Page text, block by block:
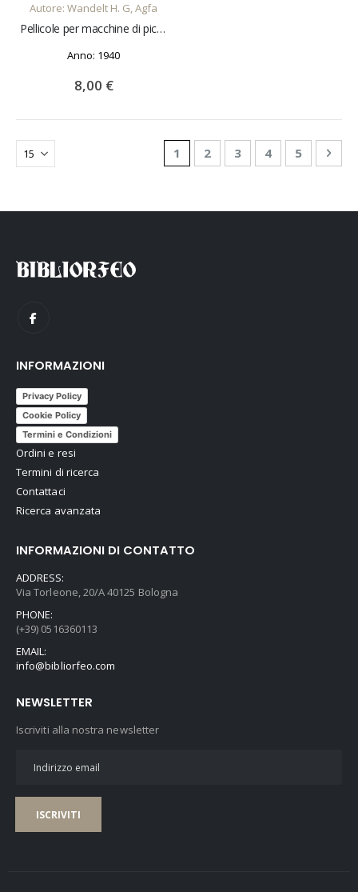
Autore: Wandelt H. G, Agfa
Pellicole per macchine di piccolo formato
Anno: 1940
8,00 €
Pagina
Attualmente stai leggendo la
1 Pagina
2 Pagina
3 Pagina
4 Pagina
5
INFORMAZIONI
Privacy Policy
Cookie Policy
Termini e Condizioni
Ordini e resi
Termini di ricerca
Contattaci
Ricerca avanzata
INFORMAZIONI DI CONTATTO
ADDRESS:
Via Torleone, 20/A 40125 Bologna
PHONE:
(+39) 0516360113
EMAIL:
info@bibliorfeo.com
NEWSLETTER
Iscriviti alla nostra newsletter
ISCRIVITI